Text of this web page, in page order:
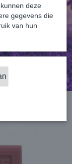
Registreren
deze
gegevens die
van hun